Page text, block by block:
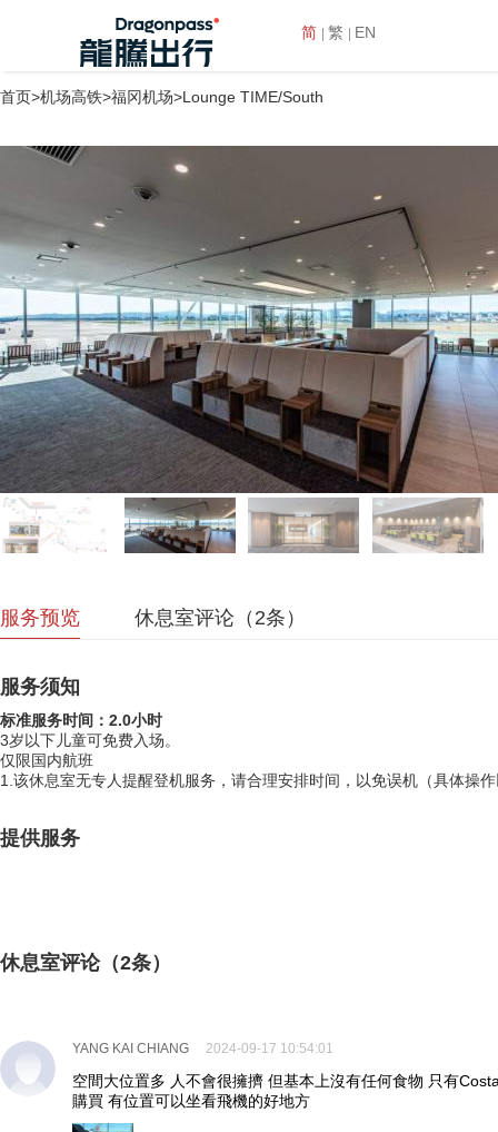
简 繁 EN
首页>机场高铁>福冈机场>Lounge TIME/South
服务预览 休息室评论（ 2条）
服务须知
标准服务时间：2.0小时
3岁以下儿童可免费入场。
仅限国内航班
1.该休息室无专人提醒登机服务，请合理安排时间，以免误机（具体操
提供服务
休息室评论（2条）
YANG KAI CHIANG 2024-09-17 10:54:01
空間大位置多 人不會很擁擠 但基本上沒有任何食物 只有
購買 有位置可以坐看飛機的好地方